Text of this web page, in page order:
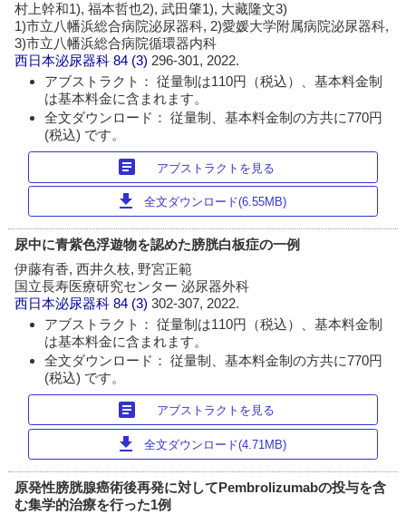
村上幹和1), 福本哲也2), 武田肇1), 大藏隆文3)
1)市立八幡浜総合病院泌尿器科, 2)愛媛大学附属病院泌尿器科,
3)市立八幡浜総合病院循環器内科
西日本泌尿器科 84 (3) 296-301, 2022.
アブストラクト： 従量制は110円（税込）、基本料金制
は基本料金に含まれます。
全文ダウンロード： 従量制、基本料金制の方共に770円
(税込) です。
article アブストラクトを見る
download 全文ダウンロード(6.55MB)
尿中に青紫色浮遊物を認めた膀胱白板症の一例
伊藤有香, 西井久枝, 野宮正範
国立長寿医療研究センター 泌尿器外科
西日本泌尿器科 84 (3)302-307, 2022.
アブストラクト： 従量制は110円（税込）、基本料金制
は基本料金に含まれます。
全文ダウンロード： 従量制、基本料金制の方共に770円
(税込) です。
article アブストラクトを見る
download 全文ダウンロード(4.71MB)
原発性膀胱腺癌術後再発に対してPembrolizumabの投与を含
む集学的治療を行った1例